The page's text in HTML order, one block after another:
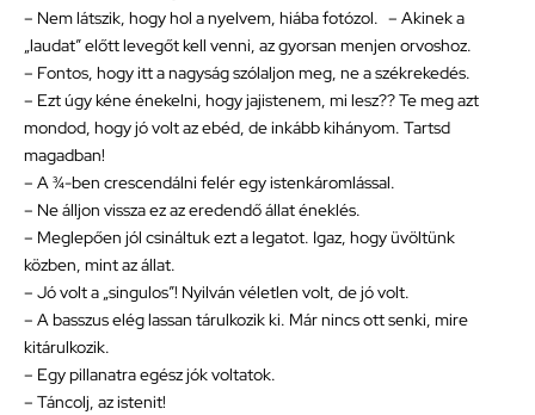
– Nem látszik, hogy hol a nyelvem, hiába fotózol. – Akinek a
„laudat” előtt levegőt kell venni, az gyorsan menjen orvoshoz.
– Fontos, hogy itt a nagyság szólaljon meg, ne a székrekedés.
– Ezt úgy kéne énekelni, hogy jajistenem, mi lesz?? Te meg azt
mondod, hogy jó volt az ebéd, de inkább kihányom. Tartsd
magadban!
– A ¾-ben crescendálni felér egy istenkáromlással.
– Ne álljon vissza ez az eredendő állat éneklés.
– Meglepően jól csináltuk ezt a legatot. Igaz, hogy üvöltünk
közben, mint az állat.
– Jó volt a „singulos”! Nyilván véletlen volt, de jó volt.
– A basszus elég lassan tárulkozik ki. Már nincs ott senki, mire
kitárulkozik.
– Egy pillanatra egész jók voltatok.
– Táncolj, az istenit!